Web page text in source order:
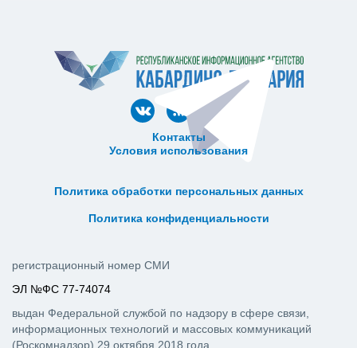
Контакты
Условия использования
Политика обработки персональных данных
Политика конфиденциальности
регистрационный номер СМИ
ЭЛ №ФС 77-74074
выдан Федеральной службой по надзору в сфере связи,
информационных технологий и массовых коммуникаций
(Роскомнадзор) 29 октября 2018 года